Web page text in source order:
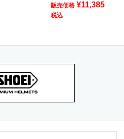
販売価格 ¥11,385
税込